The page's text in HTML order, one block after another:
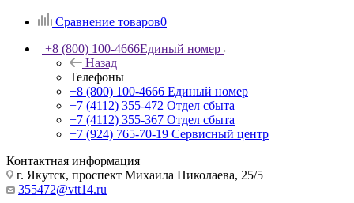
Сравнение товаров0
+8 (800) 100-4666Единый номер
Назад
Телефоны
+8 (800) 100-4666 Единый номер
+7 (4112) 355-472 Отдел сбыта
+7 (4112) 355-367 Отдел сбыта
+7 (924) 765-70-19 Сервисный центр
Контактная информация
г. Якутск, проспект Михаила Николаева, 25/5
355472@vtt14.ru